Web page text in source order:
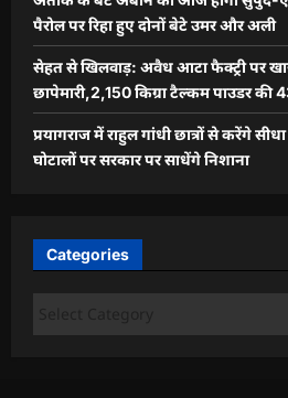
पैरोल पर रिहा हुए दोनों बेटे उमर और अली
सेहत से खिलवाड़: अवैध आटा फैक्ट्री पर
छापेमारी,2,150 किग्रा टैल्कम पाउडर की
प्रयागराज में राहुल गांधी छात्रों से करेंगे
घोटालों पर सरकार पर साधेंगे निशाना
Categories